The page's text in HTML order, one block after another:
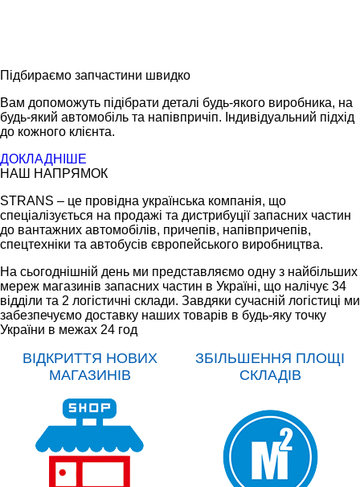
Підбираємо запчастини швидко
Вам допоможуть підібрати деталі будь-якого виробника, на
будь-який автомобіль та напівпричіп. Індивідуальний підхід
до кожного клієнта.
ДОКЛАДНІШЕ
НАШ НАПРЯМОК
STRANS – це провідна українська компанія, що
спеціалізується на продажі та дистрибуції запасних частин
до вантажних автомобілів, причепів, напівпричепів,
спецтехніки та автобусів європейського виробництва.
На сьогоднішній день ми представляємо одну з найбільших
мереж магазинів запасних частин в Україні, що налічує 34
відділи та 2 логістичні склади. Завдяки сучасній логістиці ми
забезпечуємо доставку наших товарів в будь-яку точку
України в межах 24 год
ВІДКРИТТЯ НОВИХ
МАГАЗИНІВ
ЗБІЛЬШЕННЯ ПЛОЩІ
СКЛАДІВ